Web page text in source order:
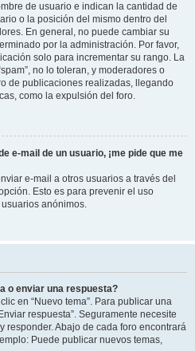
de usuario e indican la cantidad de
o la posición del mismo dentro del
En general, no puede cambiar su
por la administración. Por favor,
solo para incrementar su rango. La
no lo toleran, y moderadores o
de publicaciones realizadas, llegando
como la expulsión del foro.
e-mail de un usuario, ¡me pide que me
e-mail a otros usuarios a través del
Esto es para prevenir el uso
anónimos.
o enviar una respuesta?
en “Nuevo tema”. Para publicar una
respuesta”. Seguramente necesite
responder. Abajo de cada foro encontrará
Puede publicar nuevos temas,